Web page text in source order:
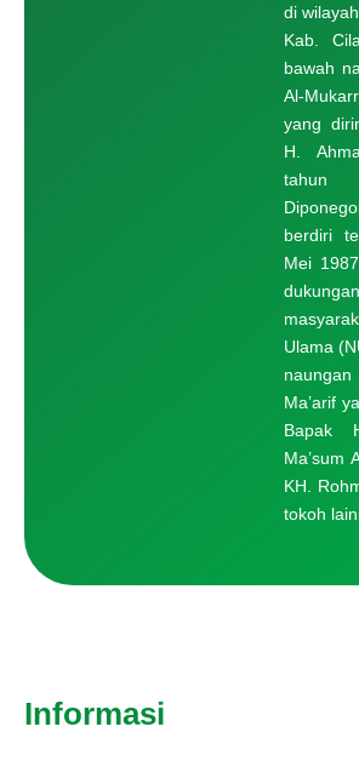
di
Kab.
bawah
Al-
yang
H.
tahun
berdiri
Mei
Ulama
Ma’arif
Bapak
Ma’sum
KH.
tokoh
Informasi